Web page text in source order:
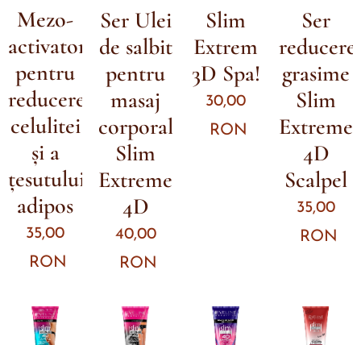
Mezo-
activator
pentru
reducerea
celulitei
și a
țesutului
adipos
35,00
RON
Ser Ulei
de salbit
pentru
masaj
corporal
Slim
Extreme
4D
40,00
RON
Slim
Extrem
3D Spa!
30,00
RON
Ser
reducere
grasime
Slim
Extreme
4D
Scalpel
35,00
RON